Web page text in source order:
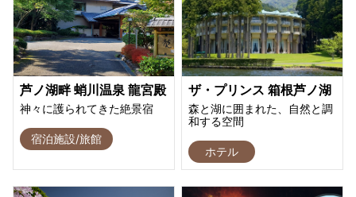
芦ノ湖畔 蛸川温泉 龍宮殿
神々に護られてきた絶景宿
宿泊施設/旅館
ザ・プリンス 箱根芦ノ湖
森と湖に囲まれた、自然と調
和する空間
ホテル